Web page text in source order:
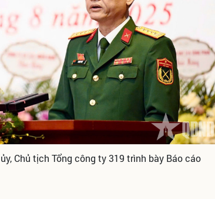
Chủ tịch Tổng công ty 319 trình bày Báo cáo